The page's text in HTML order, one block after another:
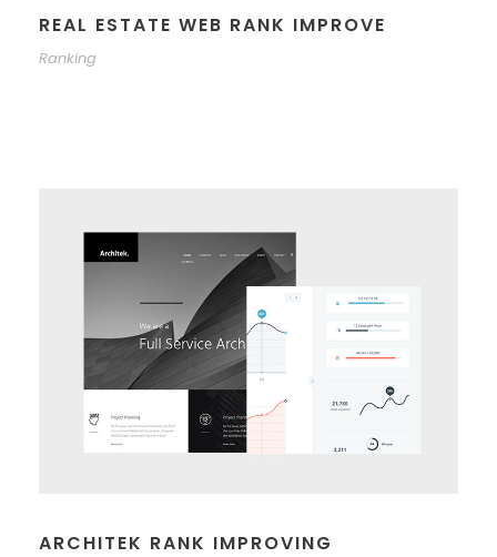
REAL ESTATE WEB RANK IMPROVE
Ranking
ARCHITEK RANK IMPROVING